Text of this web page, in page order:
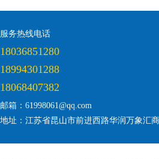
服务热线电话
18036851280
18994301288
18068407382
邮箱：61998061@qq.com
地址：江苏省昆山市前进西路华润万象汇